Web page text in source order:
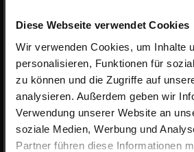
Diese Webseite verwendet Cookies
Wir verwenden Cookies, um Inhalte
personalisieren, Funktionen für
zu können und die Zugriffe auf
analysieren. Außerdem geben wir
Verwendung unserer Website an
soziale Medien, Werbung und
Partner führen diese Informationen